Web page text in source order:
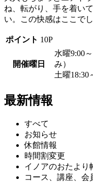
ね、転がり、手を着い
い。この快感はここで
ポイント 10P
開催曜日
水曜9:00
み）
土曜18:30
最新情報
すべて
お知らせ
休館情報
時間割変更
イノアのおたより
コース、講座、会